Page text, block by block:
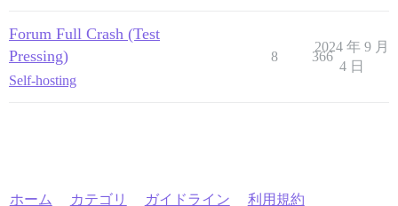
Forum Full Crash (Test
Pressing)
Self-hosting
8 366
2024 年 9 月
4 日
ホーム カテゴリ ガイドライン 利用規約